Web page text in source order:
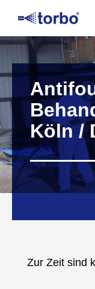
Köln /
Zur Zeit sind